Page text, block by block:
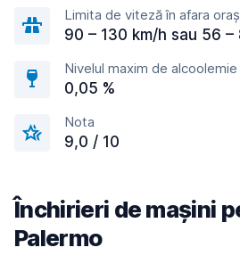
Limita de viteză în afara
90 – 130 km/h sau 56 –
Nivelul maxim de
0,05 %
Nota
9,0 / 10
Închirieri de mașini
Palermo